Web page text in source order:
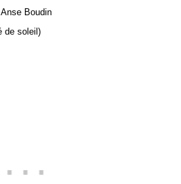
Boudin
de soleil)